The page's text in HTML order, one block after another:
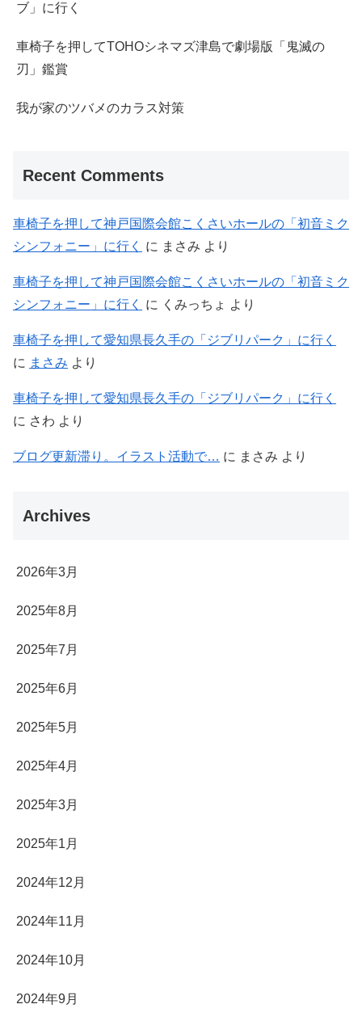
ブ」に行く
車椅子を押してTOHOシネマズ津島で劇場版「鬼滅の
刃」鑑賞
我が家のツバメのカラス対策
Recent Comments
車椅子を押して神戸国際会館こくさいホールの「初音ミク
シンフォニー」に行く
に まさみ より
車椅子を押して神戸国際会館こくさいホールの「初音ミク
シンフォニー」に行く
に くみっちょ より
車椅子を押して愛知県長久手の「ジブリパーク」に行く
に まさみ より
車椅子を押して愛知県長久手の「ジブリパーク」に行く
に さわ より
ブログ更新滞り。イラスト活動で… に まさみ より
Archives
2026年3月
2025年8月
2025年7月
2025年6月
2025年5月
2025年4月
2025年3月
2025年1月
2024年12月
2024年11月
2024年10月
2024年9月